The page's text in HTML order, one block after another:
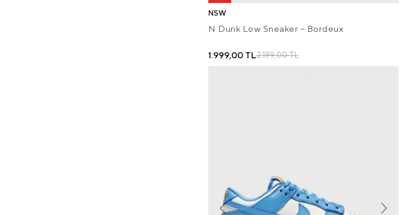
NSW
N Dunk Low Sneaker – Bordeux
2.199,00 TL
1.999,00 TL